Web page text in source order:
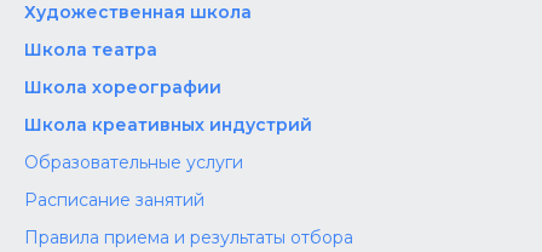
Художественная школа
Школа‌‌‌‌ театра
Школа хореографии
Школа креативных индустрий
Образовательные услуги
Расписание занятий
Правила приема и результаты отбора